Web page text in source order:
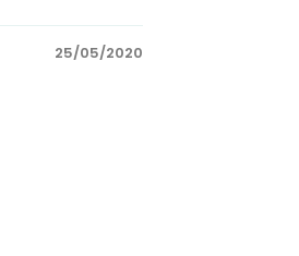
25/05/2020